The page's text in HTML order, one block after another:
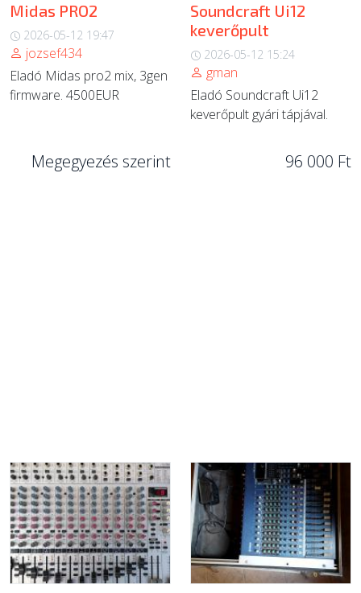
Midas PRO2
2026-05-12 19:47
jozsef434
Eladó Midas pro2 mix, 3gen
firmware. 4500EUR
Megegyezés szerint
Soundcraft Ui12
keverőpult
2026-05-12 15:24
gman
Eladó Soundcraft Ui12
keverőpult gyári tápjával.
96 000 Ft